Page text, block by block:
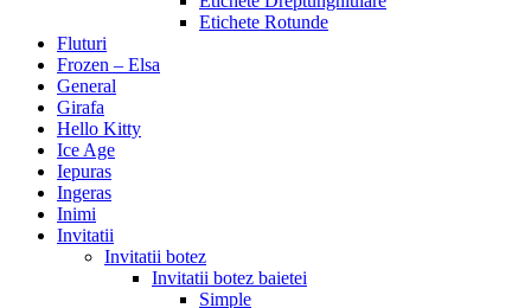
Etichete Rotunde
Fluturi
Frozen – Elsa
General
Girafa
Hello Kitty
Ice Age
Iepuras
Ingeras
Inimi
Invitatii
Invitatii botez
Invitatii botez baietei
Simple